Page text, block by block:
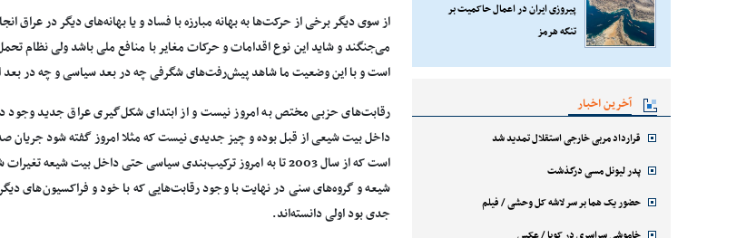
پیروزی ایران در اعمال حاکمیت بر
تنگه هرمز
آخرین اخبار
قرارداد مربی خارجی استقلال تمدید شد
پدر لیونل مسی درگذشت
حضور یک هما بر سر لاشه‌ کل وحشی / فیلم
از سوی دیگر برخی از حرکت‌ها به بهانه مبارزه با فساد و یا بهانه‌های دیگر در
می‌جنگند و شاید این نوع اقدامات و حرکات مغایر با منافع ملی باشد ولی نظام
است و با این وضعیت ما شاهد پیش‌رفت‌های شگرفی چه در بعد سیاسی و چه در بعد
رقابت‌های حزبی مختص به امروز نیست و از ابتدای شکل‌گیری عراق جدید وجود
داخل بیت شیعی از قبل بوده و چیز جدیدی نیست که مثلا امروز گفته شود جریان
است که از سال 2003 تا به امروز ترکیب‌بندی سیاسی حتی داخل بیت
شیعه و گروه‌های سنی در نهایت با وجود رقابت‌هایی که با خود و فراکسیون‌های
جدی بود اولی دانسته‌اند.